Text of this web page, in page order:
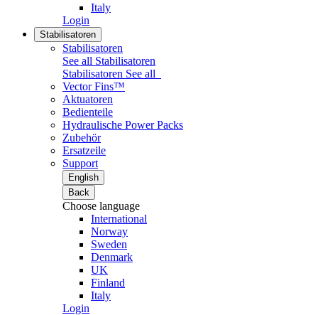
Italy
Login
Stabilisatoren
Stabilisatoren
See all Stabilisatoren
Stabilisatoren See all
Vector Fins™
Aktuatoren
Bedienteile
Hydraulische Power Packs
Zubehör
Ersatzeile
Support
English
Back
Choose language
International
Norway
Sweden
Denmark
UK
Finland
Italy
Login